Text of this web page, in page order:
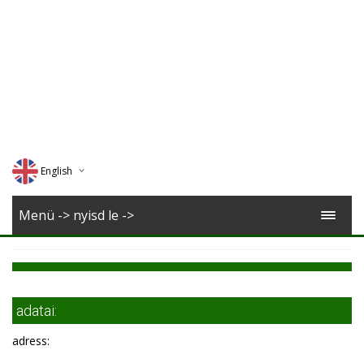
English
Deutsch
Menü -> nyisd le ->
adatai:
adress: